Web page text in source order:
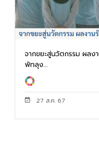
จากขยะสู่นวัตกรรม ผล
พัทลุง...
27 ส.ค. 67